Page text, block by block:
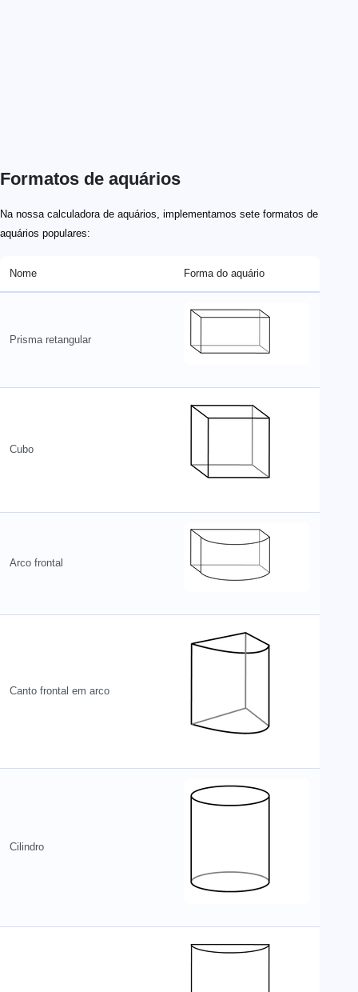
Formatos de aquários
Na nossa calculadora de aquários, implementamos sete formatos de
aquários populares:
Nome Forma do aquário
Prisma retangular
Cubo
Arco frontal
Canto frontal em arco
Cilindro